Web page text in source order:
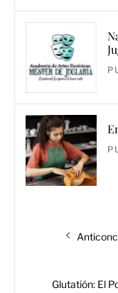
Entrada
Entrada
Glutatión: El